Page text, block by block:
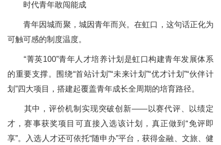
时代青年敢闯能成
青年因城而聚，城因青年而兴。在虹口，这句话正化为
可触可感的制度温度。
“菁英100”青年人才培养计划是虹口构建青年发展体系
的重要支撑。围绕“首站计划”“未来计划”“优才计划”“伙伴计
划”四大项目，搭建起覆盖青年成长全周期的培育路径。
其中，评价机制实现突破创新——以赛代评、以绩定
才，赛事获奖项目可直接入选该计划，真正做到“免评即
享”。入选人才还可依托“随申办”平台，获得金融、文旅、健